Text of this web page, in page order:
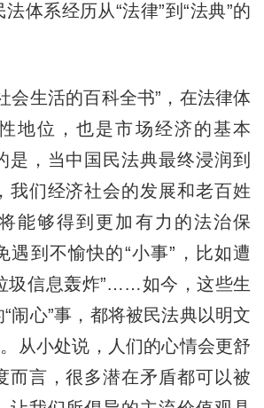
体系经历从“法律”到“法典”的
生活的百科全书”，在法律体
地位，也是市场经济的基本
是，当中国民法典最终浸润到
我们经济社会的发展和老百姓
能够得到更加有力的法治保
遇到不愉快的“小事”，比如遭
圾信息轰炸”……如今，这些生
闹心”事，都将被民法典以明文
从小处说，人们的心情会更舒
而言，很多潜在矛盾都可以被